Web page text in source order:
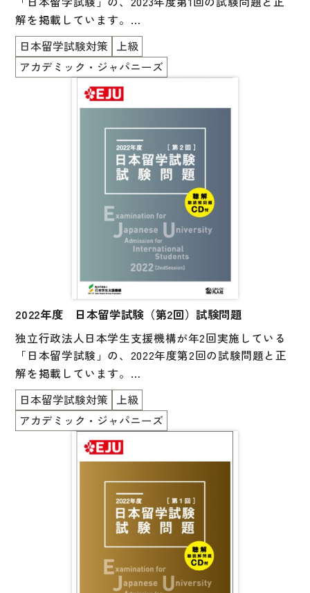
言語学
試験対策
日本語教育事情
異文化間コミュニケーション
アカデミック・スキル
解を掲載しています。
一冊に「日本語」「理科」「総合科目」「数学（コー
ス 1 ／コース 2）」がすべて掲載されています。
また、「日本語」以外の科目の英語版も掲載されてい
付属の CD には日本語科目の「聴解・聴読解」の音声
が収録されており、巻末には参考資料として実施要
項、応募者数・受験者数一覧、試験会場一覧、シラバ
ス（出題範囲）、音声スクリプトが掲載されていま
す。聴解・聴読解音声CD付。
受験指導をなさる方と受験者に必携の一冊です。
日本留学試験対策
上級
アカデミック・ジャパニーズ
2022年度 日本留学試験（第2回）試験問題
独立行政法人日本学生支援機構が年2回実施している
「日本留学試験」の、 2022年度第2回の試験問題と正
解を掲載しています。
一冊に「日本語」「理科」「総合科目」「数学（コー
ス 1 ／コース 2）」がすべて掲載されています。
また、「日本語」以外の科目の英語版も掲載されてい
付属の CD には日本語科目の「聴解・聴読解」の音声
が収録されており、巻末には参考資料として実施要
項、応募者数・受験者数一覧、試験会場一覧、シラバ
ス（出題範囲）、音声スクリプトが掲載されていま
す。聴解・聴読解音声CD付。
受験指導をなさる方と受験者に必携の一冊です。
日本留学試験対策
上級
アカデミック・ジャパニーズ